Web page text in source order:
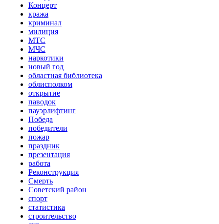
Концерт
кража
криминал
милиция
МТС
МЧС
наркотики
новый год
областная библиотека
облисполком
открытие
паводок
пауэрлифтинг
Победа
победители
пожар
праздник
презентация
работа
Реконструкция
Смерть
Советский район
спорт
статистика
строительство